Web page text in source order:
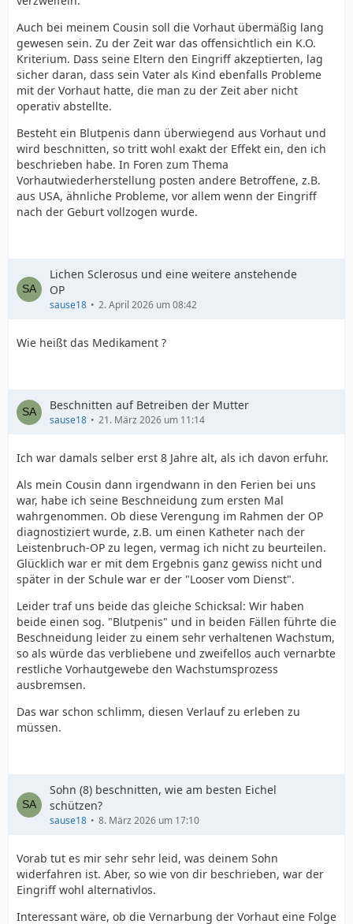
Auch bei meinem Cousin soll die Vorhaut übermäßig lang
gewesen sein. Zu der Zeit war das offensichtlich ein K.O.
Kriterium. Dass seine Eltern den Eingriff akzeptierten, lag
sicher daran, dass sein Vater als Kind ebenfalls Probleme
mit der Vorhaut hatte, die man zu der Zeit aber nicht
operativ abstellte.
Besteht ein Blutpenis dann überwiegend aus Vorhaut und
wird beschnitten, so tritt wohl exakt der Effekt ein, den ich
beschrieben habe. In Foren zum Thema
Vorhautwiederherstellung posten andere Betroffene, z.B.
aus USA, ähnliche Probleme, vor allem wenn der Eingriff
nach der Geburt vollzogen wurde.
Lichen Sclerosus und eine weitere anstehende
OP
sause18 2. April 2026 um 08:42
Wie heißt das Medikament ?
Beschnitten auf Betreiben der Mutter
sause18 21. März 2026 um 11:14
Ich war damals selber erst 8 Jahre alt, als ich davon erfuhr.
Als mein Cousin dann irgendwann in den Ferien bei uns
war, habe ich seine Beschneidung zum ersten Mal
wahrgenommen. Ob diese Verengung im Rahmen der OP
diagnostiziert wurde, z.B. um einen Katheter nach der
Leistenbruch-OP zu legen, vermag ich nicht zu beurteilen.
Glücklich war er mit dem Ergebnis ganz gewiss nicht und
später in der Schule war er der "Looser vom Dienst".
Leider traf uns beide das gleiche Schicksal: Wir haben
beide einen sog. "Blutpenis" und in beiden Fällen führte die
Beschneidung leider zu einem sehr verhaltenen Wachstum,
so als würde das verbliebene und zweifellos auch vernarbte
restliche Vorhautgewebe den Wachstumsprozess
ausbremsen.
Das war schon schlimm, diesen Verlauf zu erleben zu
müssen.
Sohn (8) beschnitten, wie am besten Eichel
schützen?
sause18 8. März 2026 um 17:10
Vorab tut es mir sehr sehr leid, was deinem Sohn
widerfahren ist. Aber, so wie von dir beschrieben, war der
Eingriff wohl alternativlos.
Interessant wäre, ob die Vernarbung der Vorhaut eine Folge